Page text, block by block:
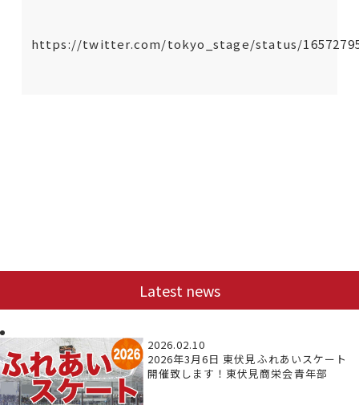
https://twitter.com/tokyo_stage/status/
Latest news
2026.02.10
2026年3月6日 東伏見ふれあいスケート
開催致します！東伏見商栄会青年部